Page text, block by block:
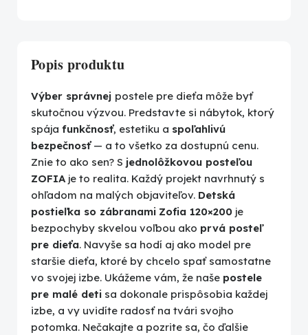
Popis produktu
Výber správnej postele pre dieťa môže byť
skutočnou výzvou. Predstavte si nábytok, ktorý
spája funkčnosť, estetiku a spoľahlivú
bezpečnosť— a to všetko za dostupnú cenu.
Znie to ako sen? S jednolôžkovou posteľou
ZOFIAje to realita. Každý projekt navrhnutý s
ohľadom na malých objaviteľov. Detská
postieľka so zábranami Zofia 120×200 je
bezpochyby skvelou voľbou ako prvá posteľ
pre dieťa. Navyše sa hodí aj ako model pre
staršie dieťa, ktoré by chcelo spať samostatne
vo svojej izbe. Ukážeme vám, že naše postele
pre malé deti sa dokonale prispôsobia každej
izbe, a vy uvidíte radosť na tvári svojho
potomka. Nečakajte a pozrite sa, čo ďalšie